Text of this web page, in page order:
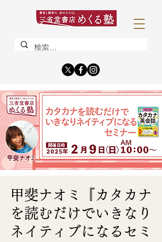
甲斐ナオミ『カタカナ
を読むだけでいきなり
ネイティブになるセミ